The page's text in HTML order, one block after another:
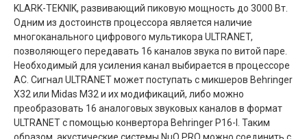
KLARK-TEKNIK, развивающий пиковую мощность до 3000 Вт.
Одним из достоинств процессора является наличие
многоканального цифрового мультикора ULTRANET,
позволяющего передавать 16 каналов звука по витой паре.
Необходимый для усиления канал выбирается в процессоре
АС. Сигнал ULTRANET может поступать с микшеров Behringer
X32 или Midas M32 и их модификаций, либо можно
преобразовать 16 аналоговых звуковых каналов в формат
ULTRANET с помощью конвертора Behringer P16-I. Таким
образом, акустические системы NuQ PRO можно соединить с